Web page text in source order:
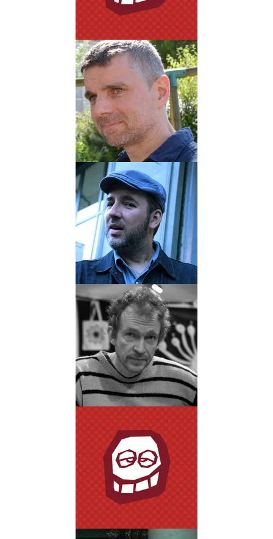
Albums
Scénariste
PASCAL
JOUSSELIN
Biographie
Albums
Auteur
Dessinateur
JULIEN/CDM
Biographie
Albums
Dessinateur
JC
MENU
Biographie
Albums
Dessinateur
JAVI
REY
Biographie
Albums